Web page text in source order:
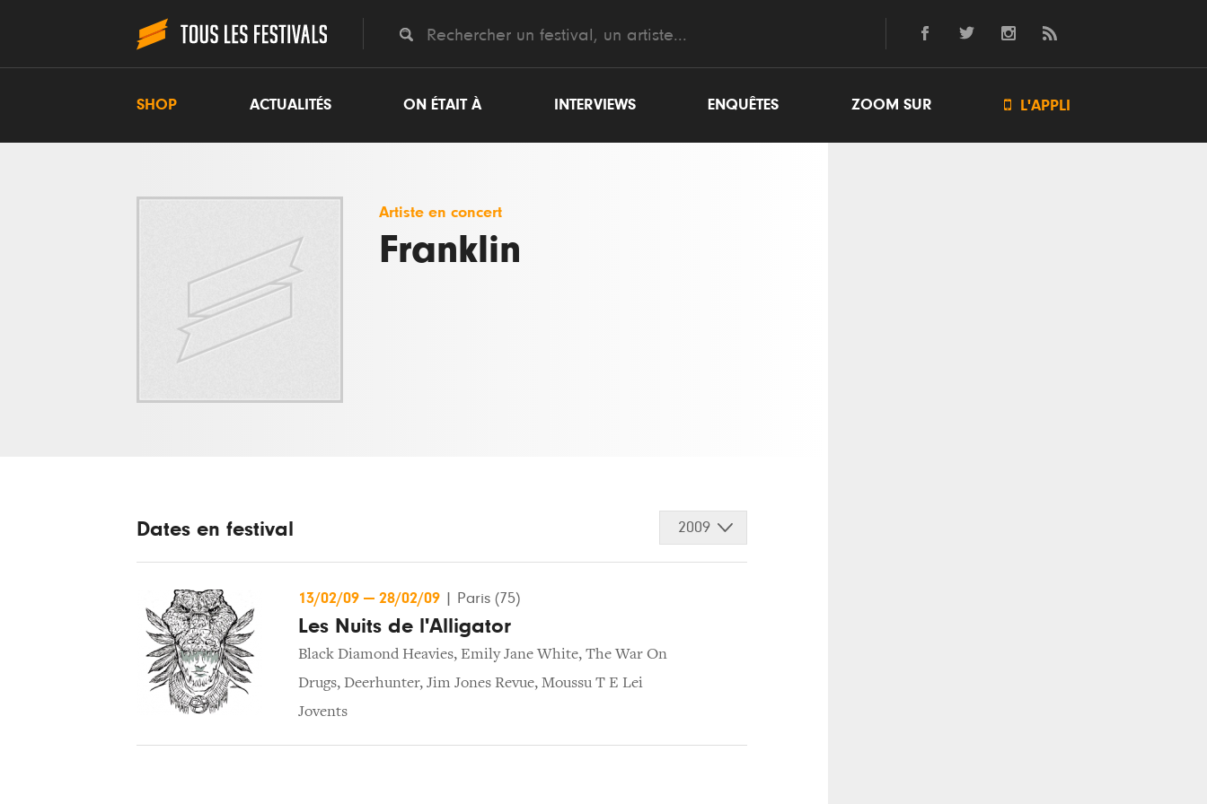
SHOP ACTUALITÉS ON ÉTAIT À INTERVIEWS ENQUÊTES ZOOM SUR  L'APPLI
Artiste en concert
Franklin
Dates en festival 2009
13/02/09 — 28/02/09 Paris (75)
Les Nuits de l'Alligator
Black Diamond Heavies, Emily Jane White, The War On
Drugs, Deerhunter, Jim Jones Revue, Moussu T E Lei
Jovents